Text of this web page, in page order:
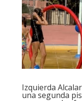
Izquierda
una segunda